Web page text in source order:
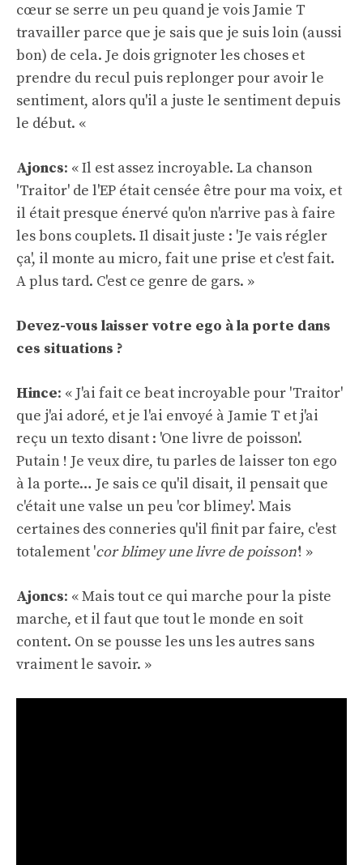
cœur se serre un peu quand je vois Jamie T
travailler parce que je sais que je suis loin (aussi
bon) de cela. Je dois grignoter les choses et
prendre du recul puis replonger pour avoir le
sentiment, alors qu'il a juste le sentiment depuis
le début. «
Ajoncs: « Il est assez incroyable. La chanson
'Traitor' de l'EP était censée être pour ma voix, et
il était presque énervé qu'on n'arrive pas à faire
les bons couplets. Il disait juste : 'Je vais régler
ça', il monte au micro, fait une prise et c'est fait.
A plus tard. C'est ce genre de gars. »
Devez-vous laisser votre ego à la porte dans
ces situations ?
Hince: « J'ai fait ce beat incroyable pour 'Traitor'
que j'ai adoré, et je l'ai envoyé à Jamie T et j'ai
reçu un texto disant : 'One livre de poisson'.
Putain ! Je veux dire, tu parles de laisser ton ego
à la porte… Je sais ce qu'il disait, il pensait que
c'était une valse un peu 'cor blimey'. Mais
certaines des conneries qu'il finit par faire, c'est
totalement 'cor blimey une livre de poisson'! »
Ajoncs: « Mais tout ce qui marche pour la piste
marche, et il faut que tout le monde en soit
content. On se pousse les uns les autres sans
vraiment le savoir. »